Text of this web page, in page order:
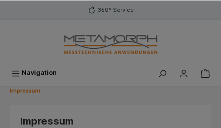
360° Service
Navigation
Impressum
Impressum